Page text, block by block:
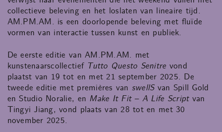
collectieve beleving en het loslaten van lineaire tijd.
AM.PM.AM. is een doorlopende beleving met fluïde
vormen van interactie tussen kunst en publiek.
De eerste editie van AM.PM.AM. met
kunstenaarscollectief Tutto Questo Senitre vond
plaatst van 19 tot en met 21 september 2025. De
tweede editie met premières van swellS van Spill Gold
en Studio Noralie, en Make It Fit – A Life Script van
Tingyi Jiang, vond plaats van 28 tot en met 30
november 2025.